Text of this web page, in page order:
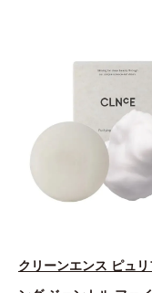
クリーンエンス ピュリ